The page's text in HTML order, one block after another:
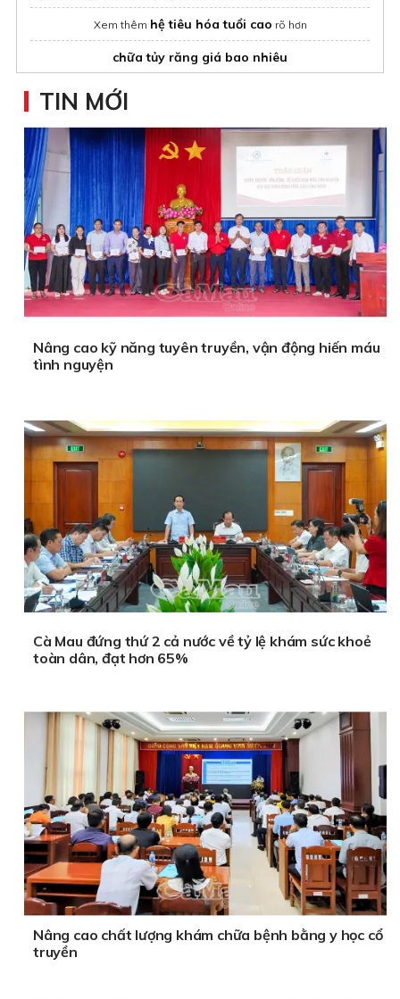
Xem thêm hệ tiêu hóa tuổi cao rõ hơn
chữa tủy răng giá bao nhiêu
Bàn Khám Sản Phụ Khoa
lông nách có tác dụng gì
Phi thuyền tắm trắng
TIN MỚI
Nâng cao kỹ năng tuyên truyền, vận động hiến máu
tình nguyện
Cà Mau đứng thứ 2 cả nước về tỷ lệ khám sức khoẻ
toàn dân, đạt hơn 65%
Nâng cao chất lượng khám chữa bệnh bằng y học cổ
truyền